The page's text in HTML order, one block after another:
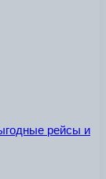
рейсы и